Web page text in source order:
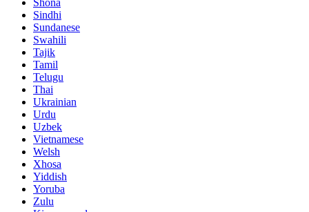
Sindhi
Sundanese
Swahili
Tajik
Tamil
Telugu
Thai
Ukrainian
Urdu
Uzbek
Vietnamese
Welsh
Xhosa
Yiddish
Yoruba
Zulu